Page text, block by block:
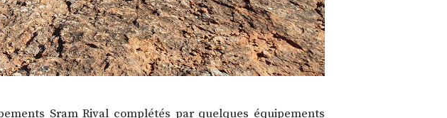
Sram Rival complétés par quelques équipements